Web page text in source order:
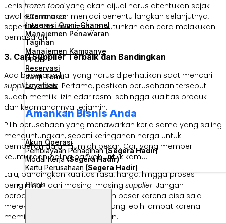
ECommerce
Integrasi Omni-Channel
Manajemen Penawaran
Tagihan
Manajemen Kampanye
PPOB
Reservasi
Janji Temu
Loyalitas
Amankan Bisnis Anda
Akun Operasi
Pembiayaan Penagihan(Segera Hadir)
Modal Kerja(Segera Hadir)
Kartu Perusahaan (Segera Hadir)
Bisnis
Jenis frozen foodyang akan dijual harus ditentukan sejak
awal karena akan menjadi penentu langkah selanjutnya,
seperti modal awal yang dibutuhkan dan cara melakukan
pemasaran.
3. Cari Supplier Terbaik dan Bandingkan
Ada beberapa hal yang harus diperhatikan saat mencari
supplierterbaik. Pertama, pastikan perusahaan tersebut
sudah memiliki izin edar resmi sehingga kualitas produk
dan keamanannya terjamin.
Pilih perusahaan yang menawarkan kerja sama yang saling
menguntungkan, seperti keringanan harga untuk
pembelian dalam jumlah besar. Cari yang memberi
keuntungan paling banyak untuk kamu.
Lalu, bandingkan kualitas rasa, harga, hingga proses
pengiriman dari masing-masing supplier. Jangan
berpatokan pada perusahaan besar karena bisa saja
mereka memiliki pelayanan yang lebih lambat karena
memiliki lebih banyak pesanan.